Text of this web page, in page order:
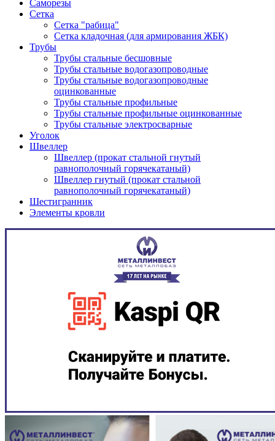
Саморезы
Сетка
Сетка "рабица"
Сетка кладочная (для армирования ЖБК)
Трубы
Трубы стальные бесшовные
Трубы стальные водогазопроводные
Трубы стальные водогазопроводные
оцинкованные
Трубы стальные профильные
Трубы стальные профильные оцинкованные
Трубы стальные электросварные
Уголок
Швеллер
Швеллер (прокат стальной гнутый
равнополочный горячекатаный)
Швеллер гнутый (прокат стальной
равнополочный горячекатаный)
Шестигранник
Элементы кровли